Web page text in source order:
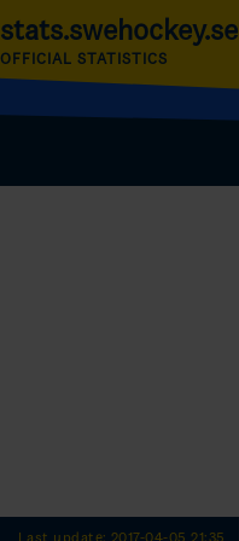
stats.swehockey.se
OFFICIAL STATISTICS
Last update: 2017-04-05 21:35